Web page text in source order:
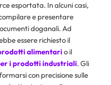
esportata. In alcuni casi,
e presentare
doganali. Ad
essere richiesto il
alimentario il
i prodotti industriali. Gli
con precisione sulle